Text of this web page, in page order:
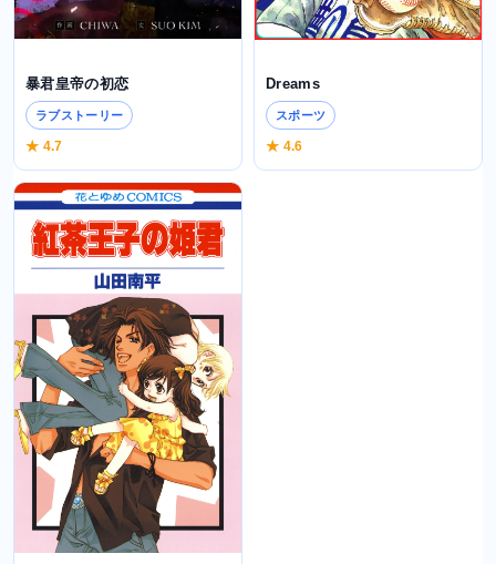
暴君皇帝の初恋
ラブストーリー
★ 4.7
Dreams
スポーツ
★ 4.6